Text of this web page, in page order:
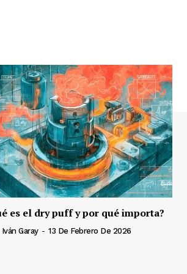
es el dry puff y por qué importa?
Iván Garay - 13 De Febrero De 2026